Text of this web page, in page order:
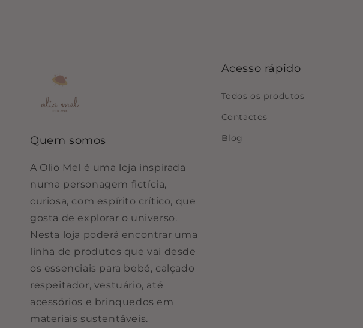
Quem somos
A Olio Mel é uma loja inspirada
numa personagem fictícia,
curiosa, com espírito crítico, que
gosta de explorar o universo.
Nesta loja poderá encontrar uma
linha de produtos que vai desde
os essenciais para bebé, calçado
respeitador, vestuário, até
acessórios e brinquedos em
materiais sustentáveis.
Acesso rápido
Todos os produtos
Contactos
Blog